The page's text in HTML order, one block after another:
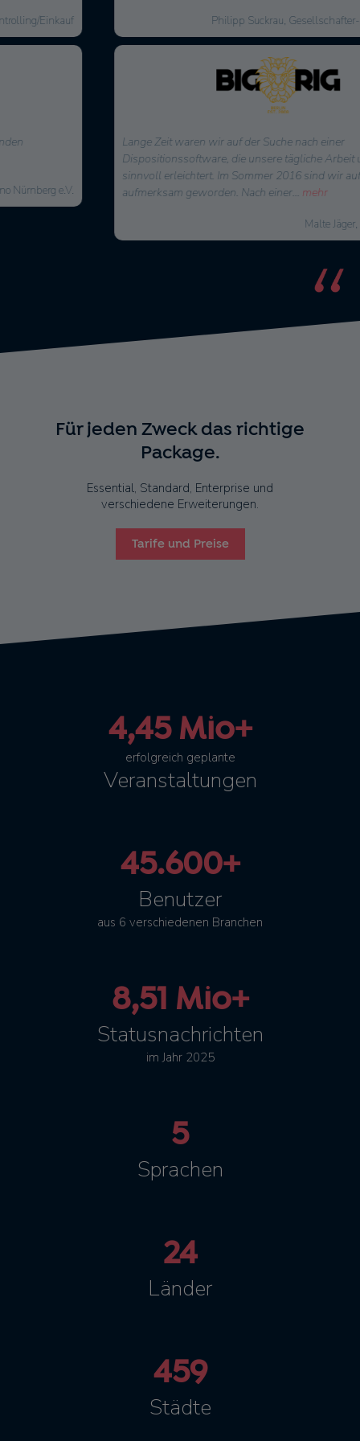
Philipp Suckrau, Gesellschafter-Geschäftsführer
Lange Zeit waren wir auf der Suche nach einer
Dispositionssoftware, die unsere tägliche Arbeit umfassend und
sinnvoll erleichtert. Im Sommer 2016 sind wir auf CrewBrain
aufmerksam geworden. Nach einer...mehr
Malte Jäger, Geschäftsführer
Für jeden Zweck das richtige
Package.
Essential, Standard, Enterprise und
verschiedene Erweiterungen.
Tarife und Preise
4,45 Mio+
erfolgreich geplante
Veranstaltungen
45.600+
Benutzer
aus 6 verschiedenen Branchen
8,51 Mio+
Statusnachrichten
im Jahr 2025
5
Sprachen
24
Länder
459
Städte